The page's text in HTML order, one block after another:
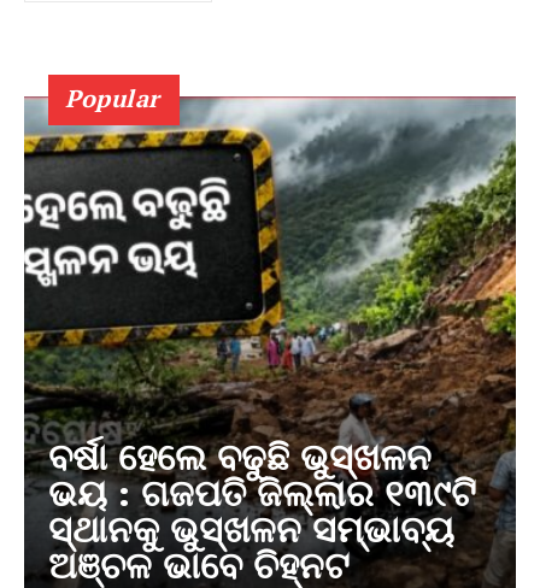
Popular
ବର୍ଷା ହେଲେ ବଢୁଛି ଭୁସ୍ଖଳନ
ଭୟ : ଗଜପତି ଜିଲ୍ଲାର ୧୩୯ଟି
ସ୍ଥାନକୁ ଭୁସ୍ଖଳନ ସମ୍ଭାବ୍ୟ
ଅଞ୍ଚଳ ଭାବେ ଚିହ୍ନଟ